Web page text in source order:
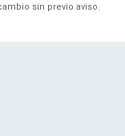
sin previo aviso.